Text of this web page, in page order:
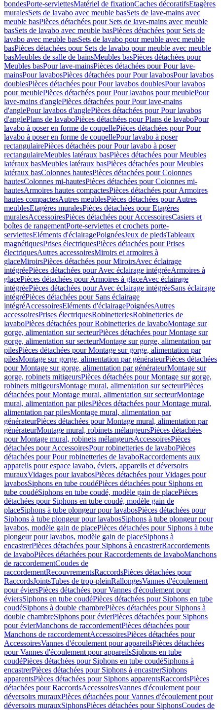
bondesPorte-serviettesMatériel de fixationCaches décoratifsEtagères
muralesSets de lavabo avec meuble basSets de lave-mains avec
meuble basPièces détachées pour Sets de lave-mains avec meuble
basSets de lavabo avec meuble basPièces détachées pour Sets de
lavabo avec meuble basSets de lavabo pour meuble avec meuble
basPièces détachées pour Sets de lavabo pour meuble avec meuble
basMeubles de salle de bainsMeubles basPièces détachées pour
Meubles basPour lave-mainsPièces détachées pour Pour lave-
mainsPour lavabosPièces détachées pour Pour lavabosPour lavabos
doublesPièces détachées pour Pour lavabos doublesPour lavabos
pour meublePièces détachées pour Pour lavabos pour meublePour
lave-mains d'anglePièces détachées pour Pour lave-mains
d'anglePour lavabos d'anglePièces détachées pour Pour lavabos
d'anglePlans de lavaboPièces détachées pour Plans de lavaboPour
lavabo à poser en forme de coupellePièces détachées pour Pour
lavabo à poser en forme de coupellePour lavabo à poser
rectangulairePièces détachées pour Pour lavabo à poser
rectangulaireMeubles latéraux basPièces détachées pour Meubles
latéraux basMeubles latéraux basPièces détachées pour Meubles
latéraux basColonnes hautesPièces détachées pour Colonnes
hautesColonnes mi-hautesPièces détachées pour Colonnes mi-
hautesArmoires hautes compactesPièces détachées pour Armoires
hautes compactesAutres meublesPièces détachées pour Autres
meublesEtagères muralesPièces détachées pour Etagères
muralesAccessoiresPièces détachées pour AccessoiresCasiers et
boîtes de rangementPorte-serviettes et crochets porte-
serviettesEléments d'éclairagePoignéesJeux de piedsTableaux
magnétiquesPrises électriquesPièces détachées pour Prises
électriquesAutres accessoiresMiroirs et armoires à
glaceMiroirsPièces détachées pour MiroirsAvec éclairage
intégréePièces détachées pour Avec éclairage intégréeArmoires à
glacePièces détachées pour Armoires à glaceAvec éclairage
intégréePièces détachées pour Avec éclairage intégréeSans éclairage
intégréPièces détachées pour Sans éclairage
intégréAccessoiresEléments d'éclairagePoignéesAutres
accessoiresPrises électriquesRobinetteriesRobinetteries de
lavaboPièces détachées pour Robinetteries de lavaboMontage sur
gorge, alimentation sur secteurPièces détachées pour Montage sur
gorge, alimentation sur secteurMontage sur gorge, alimentation par
pilesPièces détachées pour Montage sur gorge, alimentation par
pilesMontage sur gorge, alimentation par générateurPièces détachées
pour Montage sur gorge, alimentation par générateurMontage sur
gorge, robinets mitigeursPièces détachées pour Montage sur gorge,
robinets mitigeursMontage mural, alimentation sur secteurPièces
détachées pour Montage mural, alimentation sur secteurMontage
mural, alimentation par pilesPièces détachées pour Montage mural,
alimentation par pilesMontage mural, alimentation par
générateurPièces détachées pour Montage mural, alimentation par
générateurMontage mural, robinets mélangeursPièces détachées
pour Montage mural, robinets mélangeursAccessoiresPièces
détachées pour AccessoiresPour robinetteries de lavaboPièces
détachées pour Pour robinetteries de lavaboRaccordements aux
appareils pour espace lavabo, éviers, appareils et déversoirs
murauxVidages pour lavabosPièces détachées pour Vidages pour
lavabosSiphons en tube coudéPièces détachées pour Siphons en
tube coudéSiphons en tube coudé, modèle gain de placePièces
détachées pour Siphons en tube coudé, modèle gain de
placeSiphons à tube plongeur pour lavabosPièces détachées pour
Siphons à tube plongeur pour lavabosSiphons à tube plongeur pour
lavabos, modèle gain de placePièces détachées pour Siphons à tube
plongeur pour lavabos, modèle gain de placeSiphons à
encastrerPièces détachées pour Siphons à encastrerRaccordements
de lavaboPièces détachées pour Raccordements de lavaboManchons
de raccordementCoudes de
raccordementRecouvrementsRaccordsPièces détachées pour
RaccordsJointsTubes de trop-pleinRallongesVannes d'écoulement
pour éviersPièces détachées pour Vannes d'écoulement pour
éviersSiphons en tube coudéPièces détachées pour Siphons en tube
coudéSiphons à double chambrePièces détachées pour Siphons à
double chambreSiphons pour évierPièces détachées pour Siphons
pour évierManchons de raccordementPièces détachées pour
Manchons de raccordementAccessoiresPièces détachées pour
AccessoiresVannes d'écoulement pour appareilsPièces détachées
pour Vannes d'écoulement pour appareilsSiphons en tube
coudéPièces détachées pour Siphons en tube coudéSiphons à
encastrerPièces détachées pour Siphons à encastrerSiphons
apparentsPièces détachées pour Siphons apparentsRaccordsPièces
détachées pour RaccordsAccessoiresVannes d'écoulement pour
déversoirs murauxPièces détachées pour Vannes d'écoulement pour
déversoirs murauxSiphonsPièces détachées pour SiphonsCoudes de